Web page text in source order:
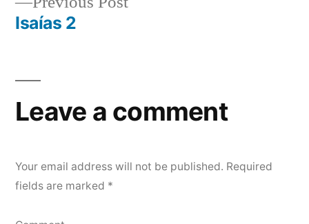
navigation
Isaías 2
Leave a comment
Your email address will not be published. Required
fields are marked *